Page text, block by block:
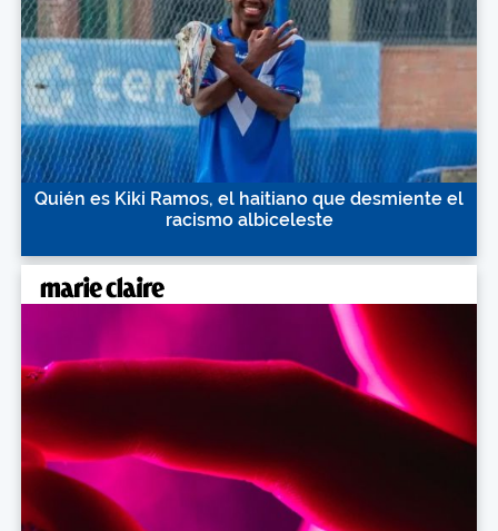
Quién es Kiki Ramos, el haitiano que desmiente el
racismo albiceleste